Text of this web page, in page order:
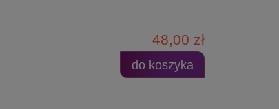
48,00 zł
do koszyka